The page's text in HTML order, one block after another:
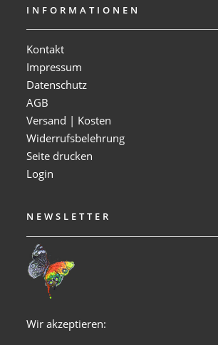
INFORMATIONEN
Kontakt
Impressum
Datenschutz
AGB
Versand | Kosten
Widerrufsbelehrung
Seite drucken
Login
NEWSLETTER
Wir akzeptieren: